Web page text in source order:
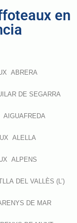
en
ABRERA
DE SEGARRA
AIGUAFREDA
ALELLA
ALPENS
DEL VALLÈS (L’)
DE MAR